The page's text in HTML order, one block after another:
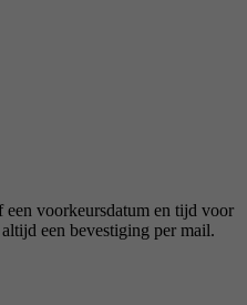
voorkeursdatum en tijd voor
een bevestiging per mail.